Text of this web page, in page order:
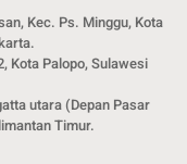
Kec. Ps. Minggu, Kota
Kota Palopo, Sulawesi
utara (Depan Pasar
Timur.